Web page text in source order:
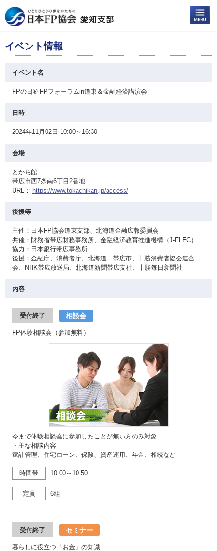
イベント情報
イベント名
FPの日® FPフォーラムin道東＆金融経済講演会
日時
2024年11月02日 10:00～16:30
会場
とかち館
帯広市西7条南6丁目2番地
URL：
https://www.tokachikan.jp/access/
後援等
主催：日本FP協会道東支部、北海道金融広報委員会
共催：財務省帯広財務事務所、金融経済教育推進機構（J-FLEC）
協力：日本銀行帯広事務所
後援：金融庁、消費者庁、北海道、帯広市、十勝消費者協会連合
会、NHK帯広放送局、北海道新聞帯広支社、十勝毎日新聞社
内容
受付終了 相談会
FP体験相談会（参加無料）
今まで体験相談会に参加したことが無い方のみ対象
・主な相談内容
家計管理、住宅ローン、保険、資産運用、年金、相続など
時間帯 10:00～10:50
定員 6組
受付終了 セミナー
暮らしに役立つ「お金」の知識